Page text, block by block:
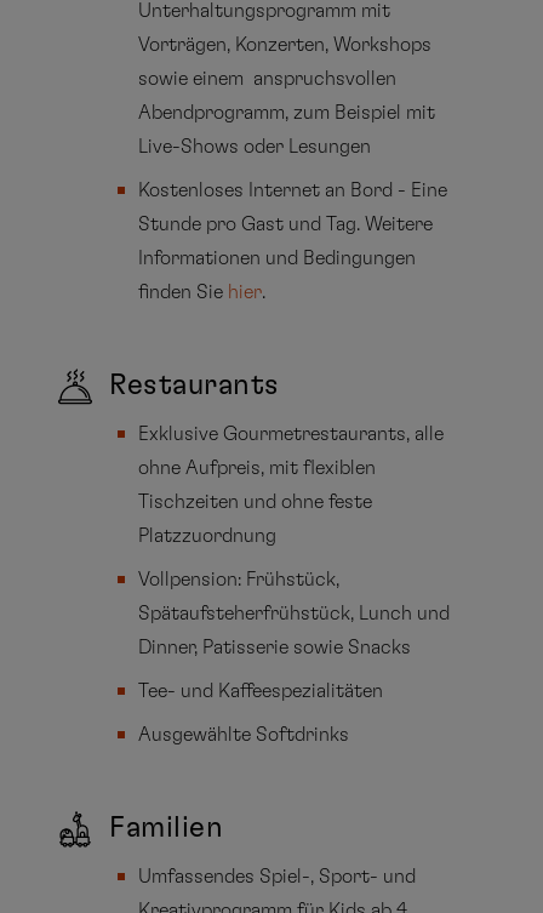
Unterhaltungsprogramm mit
Vorträgen, Konzerten, Workshops
sowie einem anspruchsvollen
Abendprogramm, zum Beispiel mit
Live-Shows oder Lesungen
Kostenloses Internet an Bord - Eine
Stunde pro Gast und Tag. Weitere
Informationen und Bedingungen
finden Sie hier.
Restaurants
Exklusive Gourmetrestaurants, alle
ohne Aufpreis, mit flexiblen
Tischzeiten und ohne feste
Platzzuordnung
Vollpension: Frühstück,
Spätaufsteherfrühstück, Lunch und
Dinner, Patisserie sowie Snacks
Tee- und Kaffeespezialitäten
Ausgewählte Softdrinks
Familien
Umfassendes Spiel-, Sport- und